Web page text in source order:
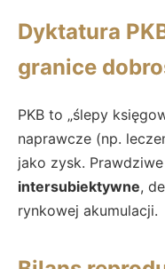
Dyktatura
granice
PKB to „ślepy
naprawcze (np.
jako zysk.
intersubiektywne,
rynkowej akumulacji.